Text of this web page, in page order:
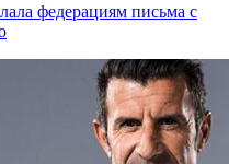
федерациям письма с